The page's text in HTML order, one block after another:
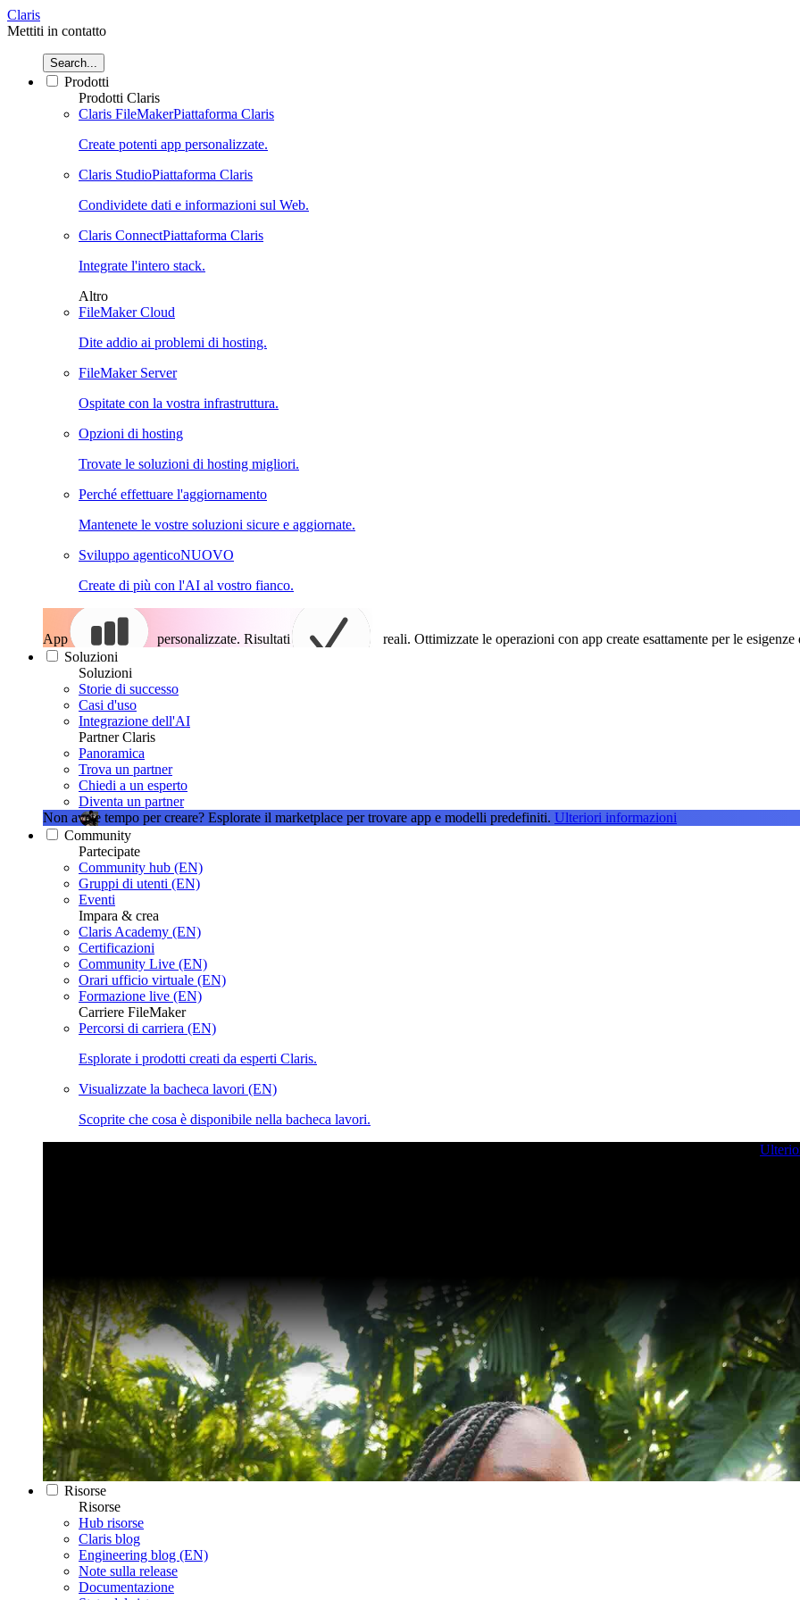
Claris
Mettiti in contatto
Search...
Prodotti
Prodotti Claris
Claris FileMakerPiattaforma Claris
Create potenti app personalizzate.
Claris StudioPiattaforma Claris
Condividete dati e informazioni sul Web.
Claris ConnectPiattaforma Claris
Integrate l'intero stack.
Altro
FileMaker Cloud
Dite addio ai problemi di hosting.
FileMaker Server
Ospitate con la vostra infrastruttura.
Opzioni di hosting
Trovate le soluzioni di hosting migliori.
Perché effettuare l'aggiornamento
Mantenete le vostre soluzioni sicure e aggiornate.
Sviluppo agenticoNUOVO
Create di più con l'AI al vostro fianco.
App personalizzate. Risultati reali. Ottimizzate le operazioni con app create esattamente per le esigenze
Soluzioni
Soluzioni
Storie di successo
Casi d'uso
Integrazione dell'AI
Partner Claris
Panoramica
Trova un partner
Chiedi a un esperto
Diventa un partner
Non avete tempo per creare? Esplorate il marketplace per trovare app e modelli predefiniti. Ulteriori informazioni
Community
Partecipate
Community hub (EN)
Gruppi di utenti (EN)
Eventi
Impara & crea
Claris Academy (EN)
Certificazioni
Community Live (EN)
Orari ufficio virtuale (EN)
Formazione live (EN)
Carriere FileMaker
Percorsi di carriera (EN)
Esplorate i prodotti creati da esperti Claris.
Visualizzate la bacheca lavori (EN)
Scoprite che cosa è disponibile nella bacheca lavori.
Risorse
Risorse
Hub risorse
Claris blog
Engineering blog (EN)
Note sulla release
Documentazione